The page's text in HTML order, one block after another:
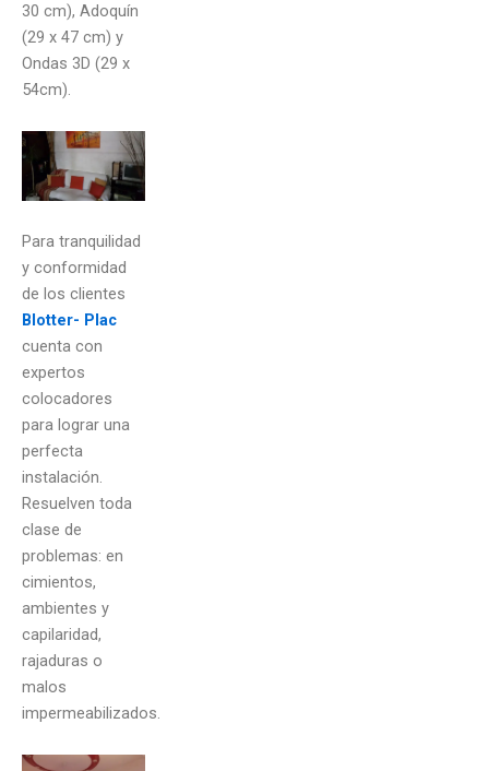
30 cm), Adoquín
(29 x 47 cm) y
Ondas 3D (29 x
54cm).
Para tranquilidad
y conformidad
de los clientes
Blotter- Plac
cuenta con
expertos
colocadores
para lograr una
perfecta
instalación.
Resuelven toda
clase de
problemas: en
cimientos,
ambientes y
capilaridad,
rajaduras o
malos
impermeabilizados.